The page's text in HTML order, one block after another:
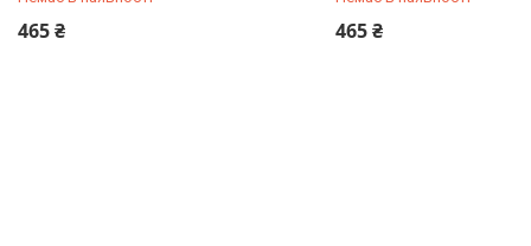
465 ₴
+380 (99) 251-91-55 465 ₴
+380 (99) 251-91-55